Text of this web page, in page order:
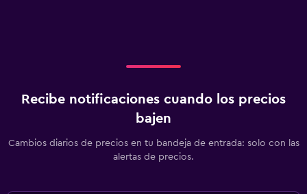
Recibe notificaciones cuando los precios
bajen
Cambios diarios de precios en tu bandeja de entrada: solo con las
alertas de precios.